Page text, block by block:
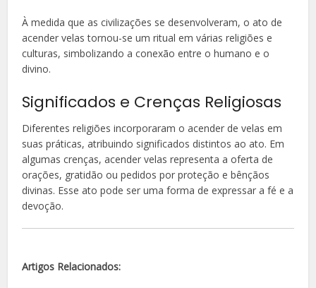
À medida que as civilizações se desenvolveram, o ato de
acender velas tornou-se um ritual em várias religiões e
culturas, simbolizando a conexão entre o humano e o
divino.
Significados e Crenças Religiosas
Diferentes religiões incorporaram o acender de velas em
suas práticas, atribuindo significados distintos ao ato. Em
algumas crenças, acender velas representa a oferta de
orações, gratidão ou pedidos por proteção e bênçãos
divinas. Esse ato pode ser uma forma de expressar a fé e a
devoção.
Artigos Relacionados: